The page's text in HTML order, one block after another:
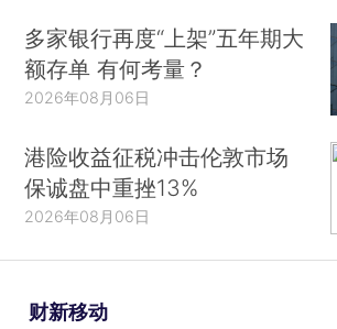
多家银行再度“上架”五年期大
额存单 有何考量？
2026年08月06日
港险收益征税冲击伦敦市场
保诚盘中重挫13%
2026年08月06日
财新移动